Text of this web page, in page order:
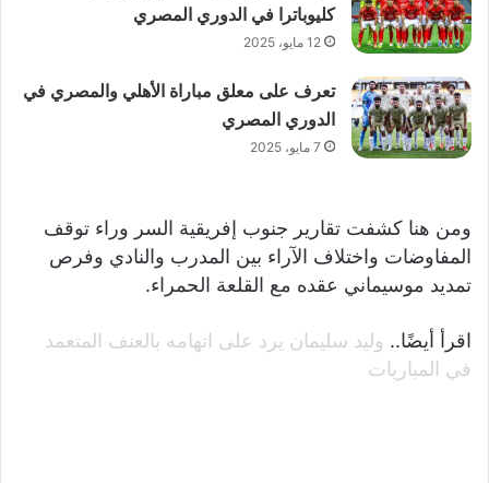
كليوباترا في الدوري المصري
12 مايو، 2025
تعرف على معلق مباراة الأهلي والمصري في
الدوري المصري
7 مايو، 2025
ومن هنا كشفت تقارير جنوب إفريقية السر وراء توقف
المفاوضات واختلاف الآراء بين المدرب والنادي وفرص
تمديد موسيماني عقده مع القلعة الحمراء.
اقرأ أيضًا.. وليد سليمان يرد على اتهامه بالعنف المتعمد
في المباريات